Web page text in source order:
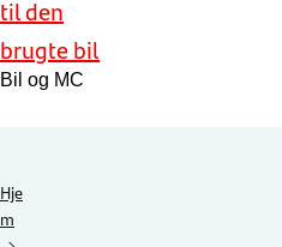
til den
brugte bil
Bil og MC
Hje
m